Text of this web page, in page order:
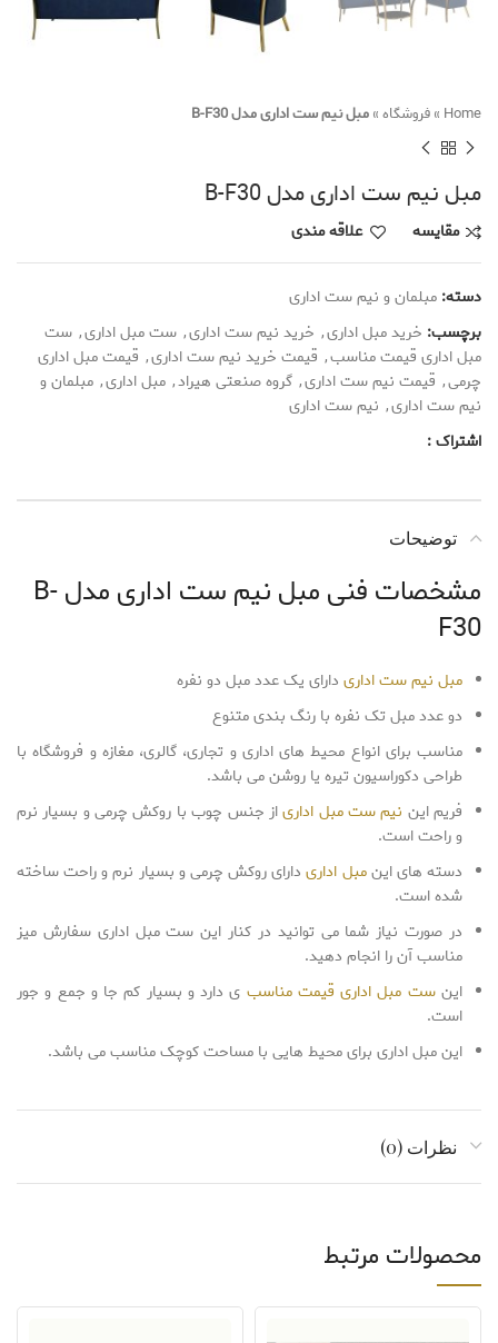
Home
»فروشگاه»مبل نیم ست اداری مدل B-F30
مبل نیم ست اداری مدل B-F30
مقایسه علاقه مندی
دسته: مبلمان و نیم ست اداری
برچسب: خرید مبل اداری, خرید نیم ست اداری, ست مبل اداری, ست
مبل اداری قیمت مناسب, قیمت خرید نیم ست اداری, قیمت مبل اداری
چرمی, قیمت نیم ست اداری, گروه صنعتی هیراد, مبل اداری, مبلمان و
نیم ست اداری, نیم ست اداری
اشتراک :
توضیحات
مشخصات فنی مبل نیم ست اداری مدل B-
F30
مبل نیم ست اداری دارای یک عدد مبل دو نفره
دو عدد مبل تک نفره با رنگ بندی متنوع
مناسب برای انواع محیط های اداری و تجاری، گالری، مغازه و فروشگاه با
طراحی دکوراسیون تیره یا روشن می باشد.
فریم این نیم ست مبل اداریاز جنس چوب با روکش چرمی و بسیار نرم
و راحت است.
دسته های اینمبل اداریدارای روکش چرمی و بسیار نرم و راحت ساخته
شده است.
در صورت نیاز شما می توانید در کنار این ست مبل اداری سفارش میز
مناسب آن را انجام دهید.
اینست مبل اداری قیمت مناسب ی دارد و بسیار کم جا و جمع و جور
است.
این مبل اداری برای محیط هایی با مساحت کوچک مناسب می باشد.
نظرات (0)
محصولات مرتبط